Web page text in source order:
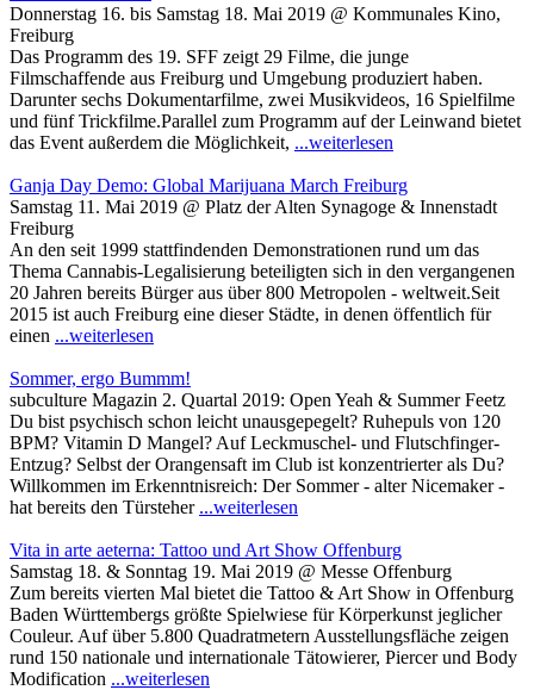
Donnerstag 16. bis Samstag 18. Mai 2019 @ Kommunales Kino,
Freiburg
Das Programm des 19. SFF zeigt 29 Filme, die junge
Filmschaffende aus Freiburg und Umgebung produziert haben.
Darunter sechs Dokumentarfilme, zwei Musikvideos, 16 Spielfilme
und fünf Trickfilme.Parallel zum Programm auf der Leinwand bietet
das Event außerdem die Möglichkeit, ...weiterlesen
Ganja Day Demo: Global Marijuana March Freiburg
Samstag 11. Mai 2019 @ Platz der Alten Synagoge & Innenstadt
Freiburg
An den seit 1999 stattfindenden Demonstrationen rund um das
Thema Cannabis-Legalisierung beteiligten sich in den vergangenen
20 Jahren bereits Bürger aus über 800 Metropolen - weltweit.Seit
2015 ist auch Freiburg eine dieser Städte, in denen öffentlich für
einen ...weiterlesen
Sommer, ergo Bummm!
subculture Magazin 2. Quartal 2019: Open Yeah & Summer Feetz
Du bist psychisch schon leicht unausgepegelt? Ruhepuls von 120
BPM? Vitamin D Mangel? Auf Leckmuschel- und Flutschfinger-
Entzug? Selbst der Orangensaft im Club ist konzentrierter als Du?
Willkommen im Erkenntnisreich: Der Sommer - alter Nicemaker -
hat bereits den Türsteher ...weiterlesen
Vita in arte aeterna: Tattoo und Art Show Offenburg
Samstag 18. & Sonntag 19. Mai 2019 @ Messe Offenburg
Zum bereits vierten Mal bietet die Tattoo & Art Show in Offenburg
Baden Württembergs größte Spielwiese für Körperkunst jeglicher
Couleur. Auf über 5.800 Quadratmetern Ausstellungsfläche zeigen
rund 150 nationale und internationale Tätowierer, Piercer und Body
Modification ...weiterlesen